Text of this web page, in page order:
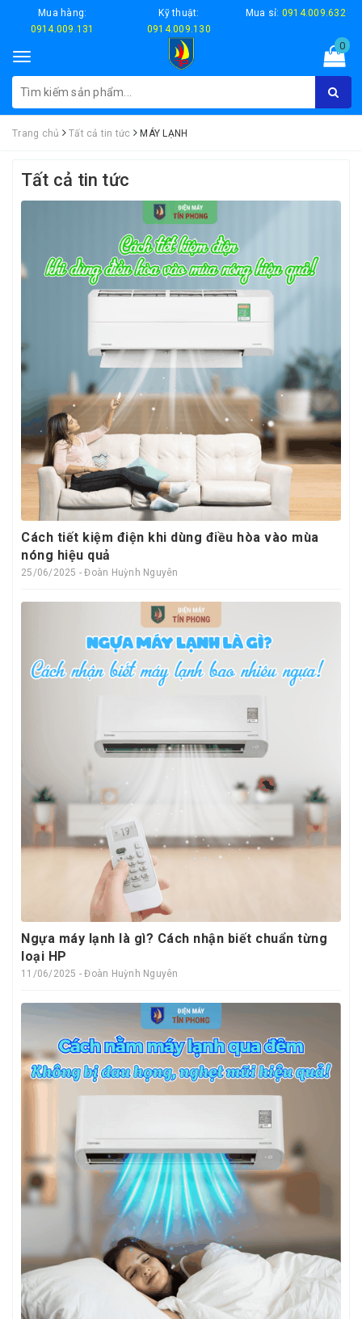
Mua hàng:
0914.009.131
Kỹ thuật:
0914.009.130
Mua sỉ: 0914.009.632
Toggle
navigation
0
Trang chủ Tất cả tin tức MÁY LẠNH
Tất cả tin tức
Cách tiết kiệm điện khi dùng điều hòa vào mùa
nóng hiệu quả
25/06/2025 - Đoàn Huỳnh Nguyên
Ngựa máy lạnh là gì? Cách nhận biết chuẩn từng
loại HP
11/06/2025 - Đoàn Huỳnh Nguyên